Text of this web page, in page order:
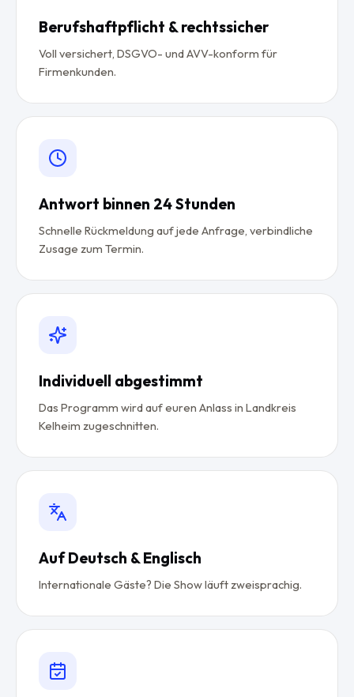
Berufshaftpflicht & rechtssicher
Voll versichert, DSGVO- und AVV-konform für
Firmenkunden.
Antwort binnen 24 Stunden
Schnelle Rückmeldung auf jede Anfrage, verbindliche
Zusage zum Termin.
Individuell abgestimmt
Das Programm wird auf euren Anlass in Landkreis
Kelheim zugeschnitten.
Auf Deutsch & Englisch
Internationale Gäste? Die Show läuft zweisprachig.